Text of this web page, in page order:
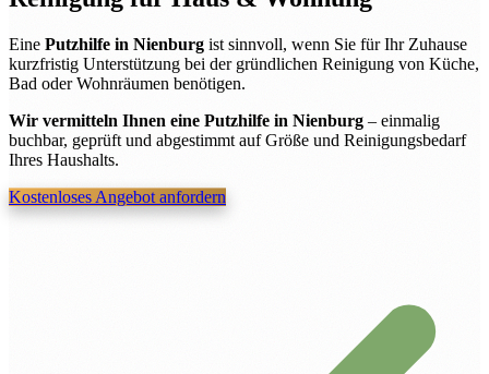
Eine Putzhilfe in Nienburg ist sinnvoll, wenn Sie für Ihr Zuhause
kurzfristig Unterstützung bei der gründlichen Reinigung von Küche,
Bad oder Wohnräumen benötigen.
Wir vermitteln Ihnen eine Putzhilfe in Nienburg– einmalig
buchbar, geprüft und abgestimmt auf Größe und Reinigungsbedarf
Ihres Haushalts.
Kostenloses Angebot anfordern